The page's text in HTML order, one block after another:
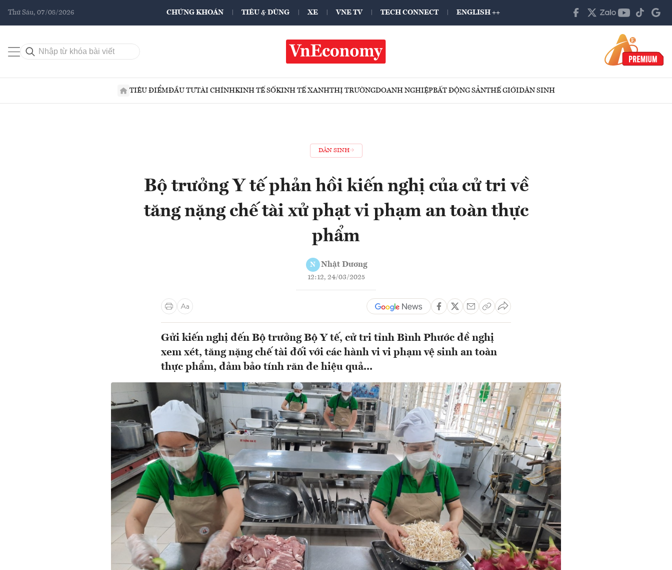
Thứ Sáu, 07/08/2026 CHỨNG KHOÁN TIÊU & DÙNG XE VNE TV TECH CONNECT ENGLISH ++
TIÊU ĐIỂMĐẦU TƯTÀI CHÍNHKINH TẾ SỐKINH TẾ XANHTHỊ TRƯỜNGDOANH NGHIỆPBẤT ĐỘNG SẢNTHẾ GIỚIDÂN SINH
DÂN SINH
Bộ trưởng Y tế phản hồi kiến nghị của cử tri về
tăng nặng chế tài xử phạt vi phạm an toàn thực
phẩm
N Nhật Dương
12:12, 24/03/2025
Gửi kiến nghị đến Bộ trưởng Bộ Y tế, cử tri tỉnh Bình Phước đề nghị
xem xét, tăng nặng chế tài đối với các hành vi vi phạm vệ sinh an toàn
thực phẩm, đảm bảo tính răn đe hiệu quả...